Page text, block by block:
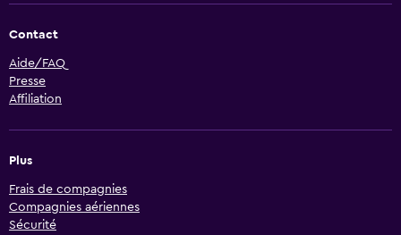
Contact
Aide/FAQ
Presse
Affiliation
Plus
Frais de compagnies
Compagnies aériennes
Sécurité